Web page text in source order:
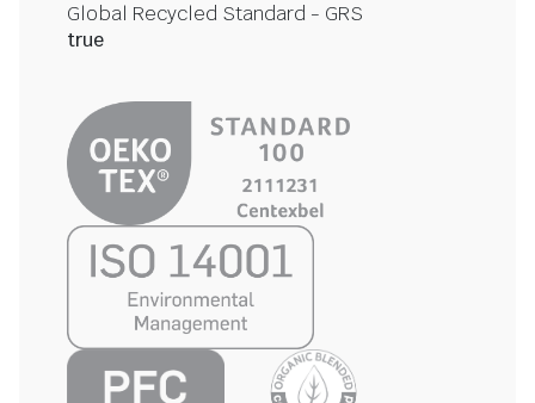
Global Recycled Standard - GRS
true